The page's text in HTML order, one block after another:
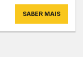
SABER MAIS